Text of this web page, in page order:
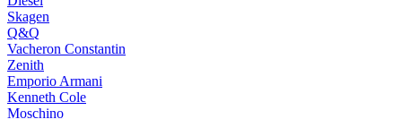
Skagen
Q&Q
Vacheron Constantin
Zenith
Emporio Armani
Kenneth Cole
Moschino